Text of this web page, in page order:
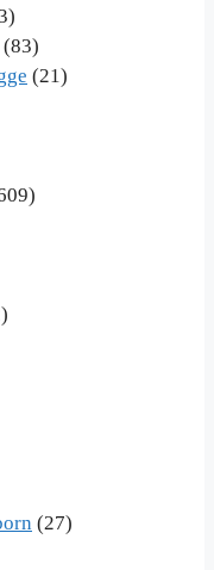
(83)
(21)
(27)